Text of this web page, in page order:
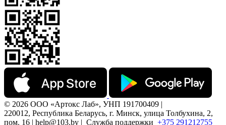
© 2026 ООО «Артокс Лаб», УНП 191700409 |
220012, Республика Беларусь, г. Минск, улица Толбухина, 2,
пом. 16 | help@103.by | Служба поддержки +375 291212755